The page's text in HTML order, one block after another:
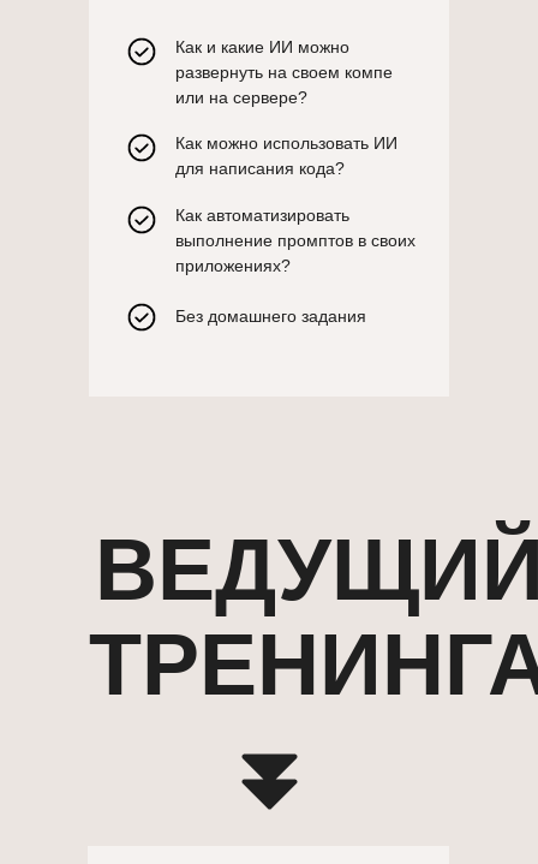
Как и какие ИИ можно
развернуть на своем компе
или на сервере?
Как можно использовать ИИ
для написания кода?
Как автоматизировать
выполнение промптов в своих
приложениях?
Без домашнего задания